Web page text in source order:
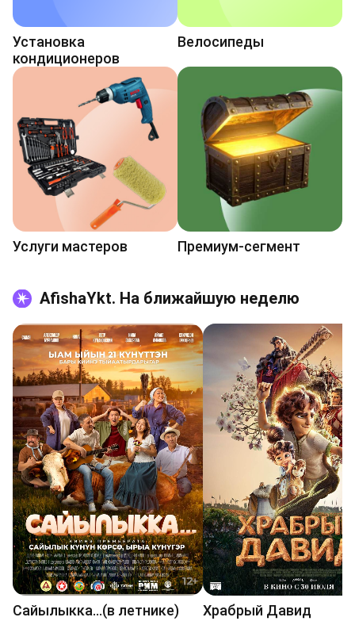
Установка
кондиционеров
Велосипеды
Услуги мастеров Премиум-сегмент
AfishaYkt. На ближайшую неделю
Сайылыкка...(в летнике) Храбрый Давид